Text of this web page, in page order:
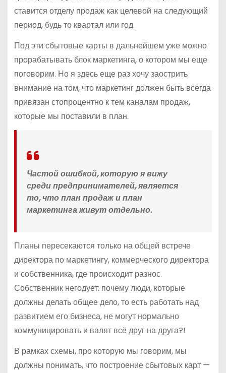
ставится отделу продаж как целевой на следующий
период, будь то квартал или год.
Под эти сбытовые карты в дальнейшем уже можно
прорабатывать блок маркетинга, о котором мы еще
поговорим. Но я здесь еще раз хочу заострить
внимание на том, что маркетинг должен быть всегда
привязан стопроцентно к тем каналам продаж,
которые мы поставили в план.
Частой ошибкой, которую я вижу
среди предпринимателей, является
то, что план продаж и план
маркетинга живут отдельно.
Планы пересекаются только на общей встрече
директора по маркетингу, коммерческого директора
и собственника, где происходит разнос.
Собственник негодует: почему люди, которые
должны делать общее дело, то есть работать над
развитием его бизнеса, не могут нормально
коммуницировать и валят всё друг на друга?!
В рамках схемы, про которую мы говорим, мы
должны понимать, что построение сбытовых карт —